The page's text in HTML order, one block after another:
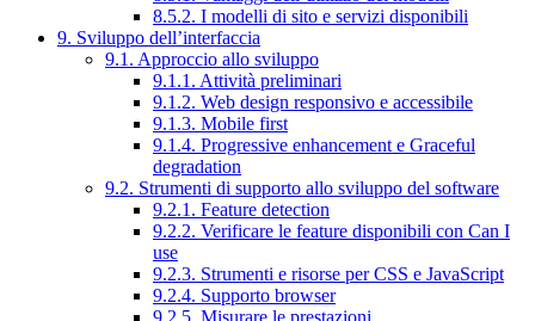
8.5.2. I modelli di sito e servizi disponibili
9. Sviluppo dell’interfaccia
9.1. Approccio allo sviluppo
9.1.1. Attività preliminari
9.1.2. Web design responsivo e accessibile
9.1.3. Mobile first
9.1.4. Progressive enhancement e Graceful
degradation
9.2. Strumenti di supporto allo sviluppo del software
9.2.1. Feature detection
9.2.2. Verificare le feature disponibili con Can I
use
9.2.3. Strumenti e risorse per CSS e JavaScript
9.2.4. Supporto browser
9.2.5. Misurare le prestazioni